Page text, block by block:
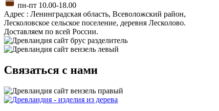
пн-пт 10.00-18.00
Адрес : Ленинградская область, Всеволожский район,
Лесколовское сельское поселение, деревня Лесколово.
Доставляем по всей России.
Связаться с нами